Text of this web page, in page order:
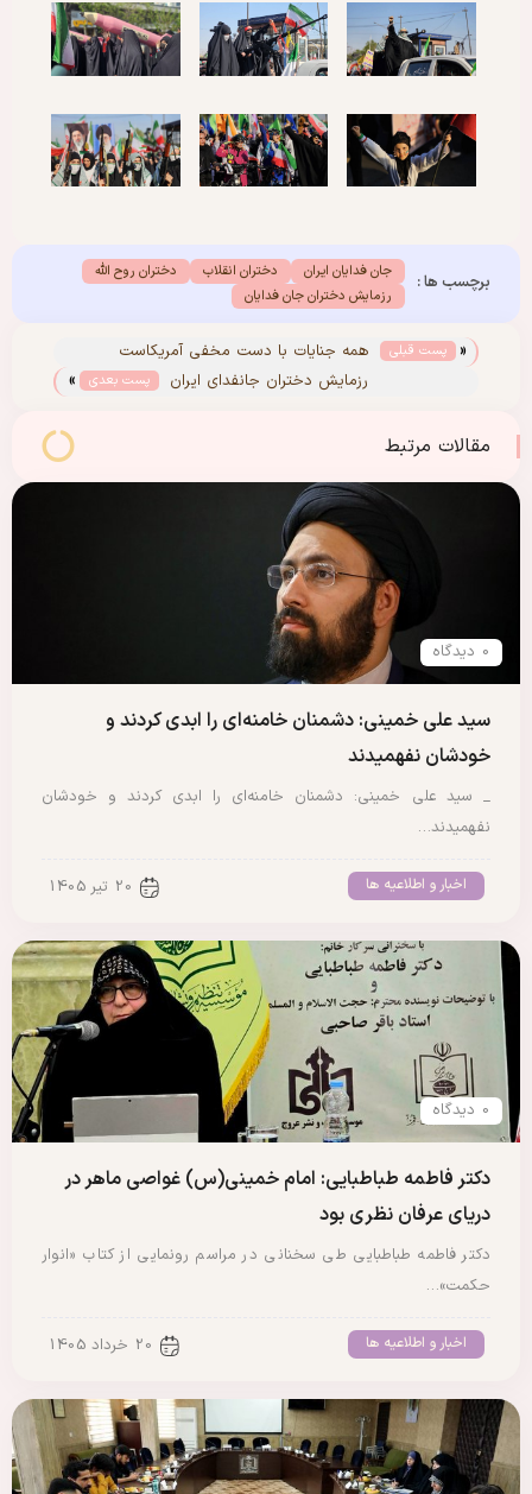
برچسب ها : جان فدایان ایران دختران انقلاب
دختران روح الله
رزمایش دختران جان فدایان
« پست قبلی
همه جنایات با دست مخفی آمریکاست
رزمایش دختران جانفدای ایران
پست بعدی »
مقالات مرتبط
0 دیدگاه
سید علی خمینی: دشمنان خامنه‌ای را ابدی کردند و
خودشان نفهمیدند
_ سید علی خمینی: دشمنان خامنه‌ای را ابدی کردند و خودشان
نفهمیدند…
اخبار و اطلاعیه ها 20 تیر 1405
0 دیدگاه
دکتر فاطمه طباطبایی: امام خمینی(س) غواصی ماهر در
دریای عرفان نظری بود
دکتر فاطمه طباطبایی طی سخنانی در مراسم رونمایی از کتاب «انوار
حکمت»…
اخبار و اطلاعیه ها 20 خرداد 1405